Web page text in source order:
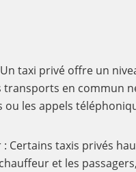
taxi privé offre un
en commun
ou les appels
Certains taxis privés
et les